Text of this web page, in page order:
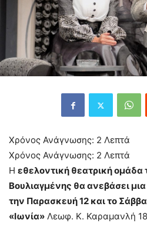
Χρόνος Ανάγνωσης: 2 Λεπτά
Χρόνος Ανάγνωσης: 2 Λεπτά
Η εθελοντική θεατρική
Βουλιαγμένης θα ανεβάσει
την Παρασκευή 12 και το
«Ιωνία» Λεωφ. Κ. Καραμανλή